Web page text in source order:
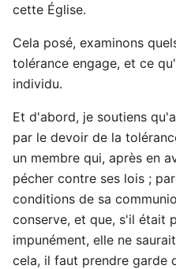
cette Église.
Cela posé, examinons
tolérance engage, et ce
individu.
Et d'abord, je soutiens
par le devoir de la
un membre qui, après en
pécher contre ses lois ;
conditions de sa
conserve, et que, s'il était
impunément, elle ne
cela, il faut prendre garde